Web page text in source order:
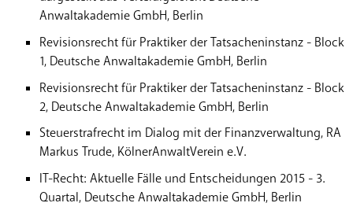
Anwaltakademie GmbH, Berlin
Revisionsrecht für Praktiker der Tatsacheninstanz - Block
1, Deutsche Anwaltakademie GmbH, Berlin
Revisionsrecht für Praktiker der Tatsacheninstanz - Block
2, Deutsche Anwaltakademie GmbH, Berlin
Steuerstrafrecht im Dialog mit der Finanzverwaltung, RA
Markus Trude, KölnerAnwaltVerein e.V.
IT-Recht: Aktuelle Fälle und Entscheidungen 2015 - 3.
Quartal, Deutsche Anwaltakademie GmbH, Berlin